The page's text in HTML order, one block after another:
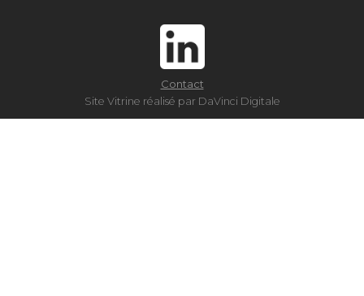
Site Vitrine réalisé par DaVinci Digitale
Contact